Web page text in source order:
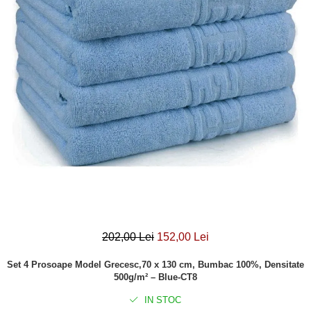
Lenjerii Creponate
Lenjerii de finet Iprimate Digital
Lenjerii de pat Bumbac 100%
Lenjerii de pat Finet + 2 Draperii
Lenjerii de pat Saten 4 piese cu
elastic
202,00 Lei 152,00 Lei
Set 4 Prosoape Model Grecesc,70 x 130 cm, Bumbac 100%, Densitate
500g/m² – Blue-CT8
IN STOC